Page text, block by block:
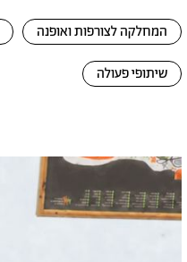
המחלקה לצורפות ואופנה
שיתופי פעולה